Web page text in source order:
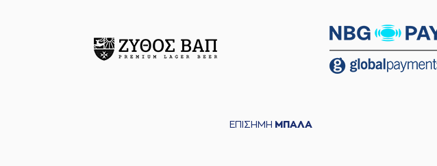
ΕΠΙΣΗΜΗ ΜΠΑΛΑ